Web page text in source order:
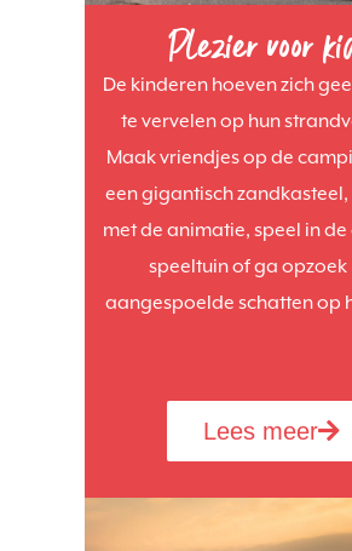
Plezier voor
De kinderen hoeven zich
te vervelen op hun
Maak vriendjes op de
een gigantisch zandkasteel,
met de animatie, speel in
speeltuin of ga
aangespoelde schatten op
Lees meer